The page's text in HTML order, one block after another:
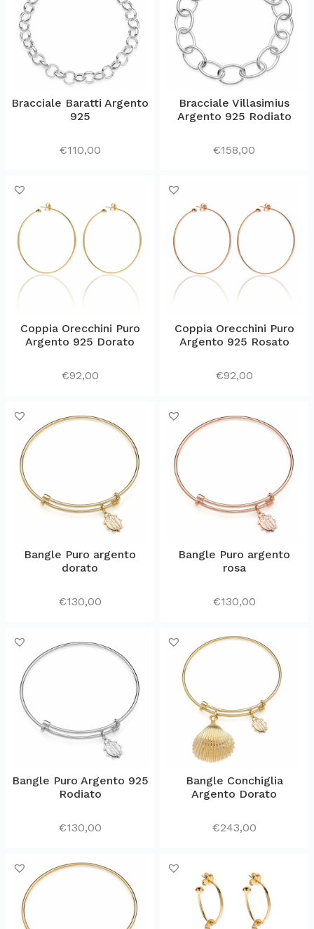
Bracciale Baratti Argento
925
€110,00
Bracciale Villasimius
Argento 925 Rodiato
€158,00
Coppia Orecchini Puro
Argento 925 Dorato
€92,00
Coppia Orecchini Puro
Argento 925 Rosato
€92,00
Bangle Puro argento
dorato
€130,00
Bangle Puro argento
rosa
€130,00
Bangle Puro Argento 925
Rodiato
€130,00
Bangle Conchiglia
Argento Dorato
€243,00